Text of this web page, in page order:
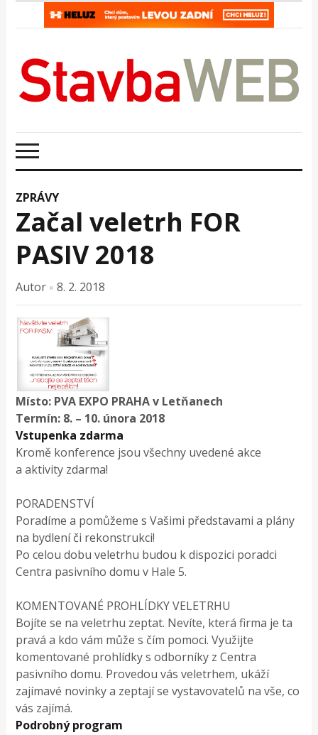
ZPRÁVY
Začal veletrh FOR
PASIV 2018
Autor × 8. 2. 2018
Místo: PVA EXPO PRAHA v Letňanech
Termín: 8. – 10. února 2018
Vstupenka zdarma
Kromě konference jsou všechny uvedené akce
a aktivity zdarma!
PORADENSTVÍ
Poradíme a pomůžeme s Vašimi představami a plány
na bydlení či rekonstrukci!
Po celou dobu veletrhu budou k dispozici poradci
Centra pasivního domu v Hale 5.
KOMENTOVANÉ PROHLÍDKY VELETRHU
Bojíte se na veletrhu zeptat. Nevíte, která firma je ta
pravá a kdo vám může s čím pomoci. Využijte
komentované prohlídky s odborníky z Centra
pasivního domu. Provedou vás veletrhem, ukáží
zajímavé novinky a zeptají se vystavovatelů na vše, co
vás zajímá.
Podrobný program